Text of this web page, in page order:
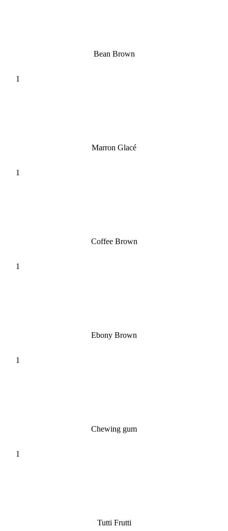
Bean Brown
Marron Glacé
Coffee Brown
Ebony Brown
Chewing gum
Tutti Frutti